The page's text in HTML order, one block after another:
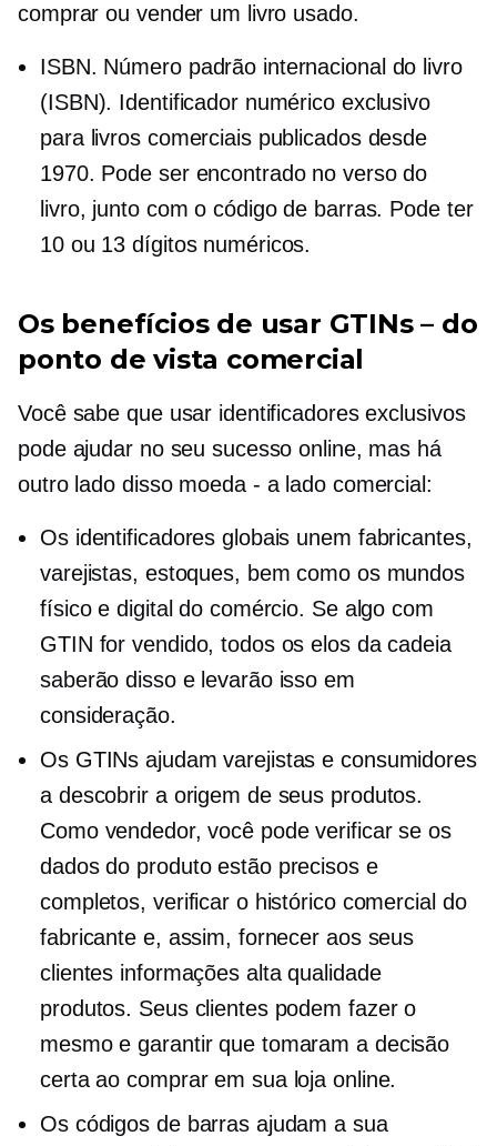
comprar ou vender um livro usado.
ISBN. Número padrão internacional do livro
(ISBN). Identificador numérico exclusivo
para livros comerciais publicados desde
1970. Pode ser encontrado no verso do
livro, junto com o código de barras. Pode ter
10 ou 13 dígitos numéricos.
Os benefícios de usar GTINs – do
ponto de vista comercial
Você sabe que usar identificadores exclusivos
pode ajudar no seu sucesso online, mas há
outro lado disso moeda - alado comercial:
Os identificadores globais unem fabricantes,
varejistas, estoques, bem como os mundos
físico e digital do comércio. Se algo com
GTIN for vendido, todos os elos da cadeia
saberão disso e levarão isso em
consideração.
Os GTINs ajudam varejistas e consumidores
a descobrir a origem de seus produtos.
Como vendedor, você pode verificar se os
dados do produto estão precisos e
completos, verificar o histórico comercial do
fabricante e, assim, fornecer aos seus
clientes informações alta qualidade
produtos. Seus clientes podem fazer o
mesmo e garantir que tomaram a decisão
certa ao comprar em sua loja online.
Os códigos de barras ajudam a sua